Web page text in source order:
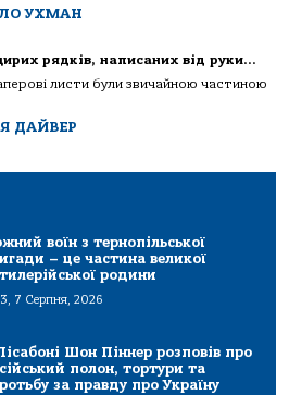
УХМАН
рядків, написаних від руки…
листи були звичайною частиною
ДАЙВЕР
воїн з тернопільської
– це частина великої
родини
7 Серпня, 2026
Шон Піннер розповів про
полон, тортури та
за правду про Україну